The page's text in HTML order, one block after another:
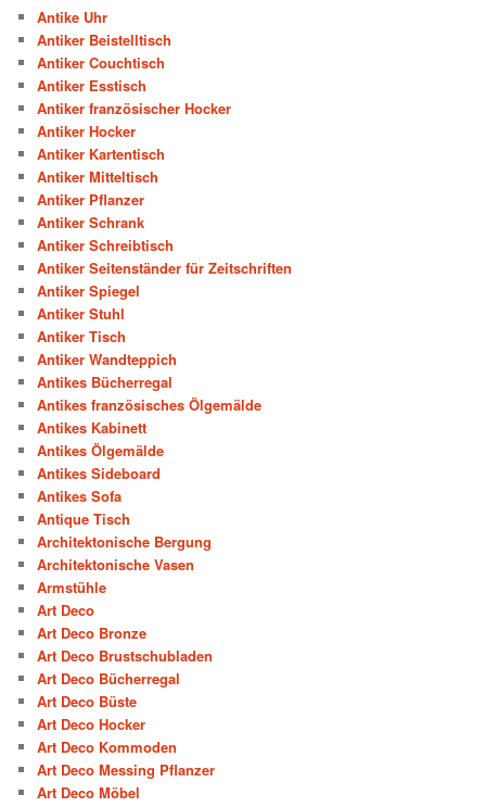
Antike Uhr
Antiker Beistelltisch
Antiker Couchtisch
Antiker Esstisch
Antiker französischer Hocker
Antiker Hocker
Antiker Kartentisch
Antiker Mitteltisch
Antiker Pflanzer
Antiker Schrank
Antiker Schreibtisch
Antiker Seitenständer für Zeitschriften
Antiker Spiegel
Antiker Stuhl
Antiker Tisch
Antiker Wandteppich
Antikes Bücherregal
Antikes französisches Ölgemälde
Antikes Kabinett
Antikes Ölgemälde
Antikes Sideboard
Antikes Sofa
Antique Tisch
Architektonische Bergung
Architektonische Vasen
Armstühle
Art Deco
Art Deco Bronze
Art Deco Brustschubladen
Art Deco Bücherregal
Art Deco Büste
Art Deco Hocker
Art Deco Kommoden
Art Deco Messing Pflanzer
Art Deco Möbel